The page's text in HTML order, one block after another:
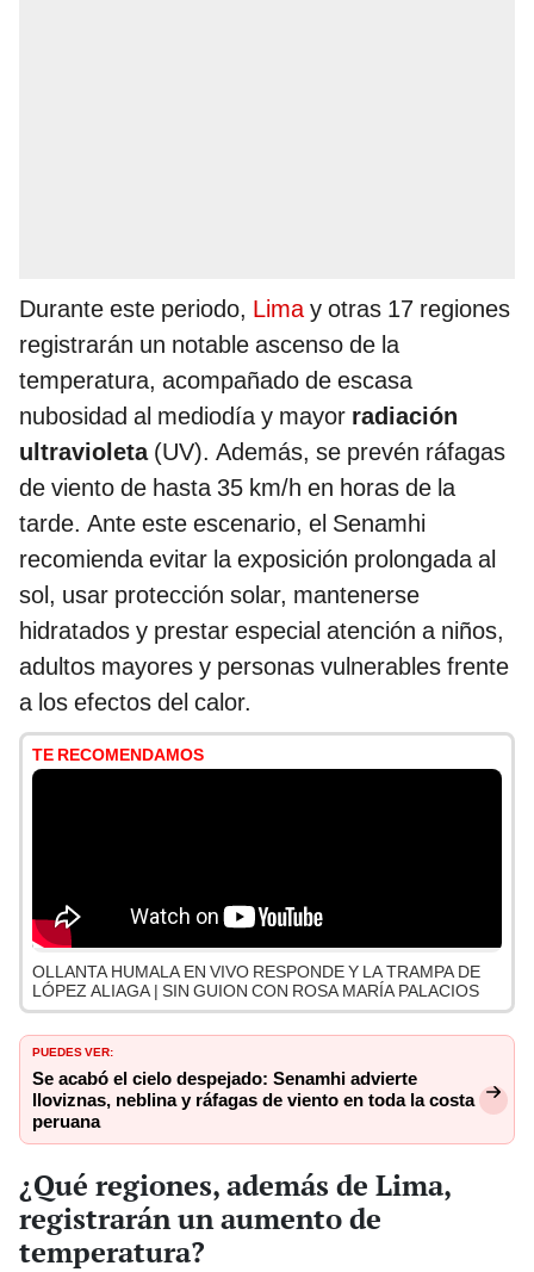
Durante este periodo, Limay otras 17 regiones
registrarán un notable ascenso de la
temperatura, acompañado de escasa
nubosidad al mediodía y mayor radiación
ultravioleta(UV). Además, se prevén ráfagas
de viento de hasta 35 km/h en horas de la
tarde. Ante este escenario, el Senamhi
recomienda evitar la exposición prolongada al
sol, usar protección solar, mantenerse
hidratados y prestar especial atención a niños,
adultos mayores y personas vulnerables frente
a los efectos del calor.
TE RECOMENDAMOS
OLLANTA HUMALA EN VIVO RESPONDE Y LA TRAMPA DE
LÓPEZ ALIAGA | SIN GUION CON ROSA MARÍA PALACIOS
PUEDES VER:
Se acabó el cielo despejado: Senamhi advierte
lloviznas, neblina y ráfagas de viento en toda la costa
peruana
¿Qué regiones, además de Lima,
registrarán un aumento de
temperatura?